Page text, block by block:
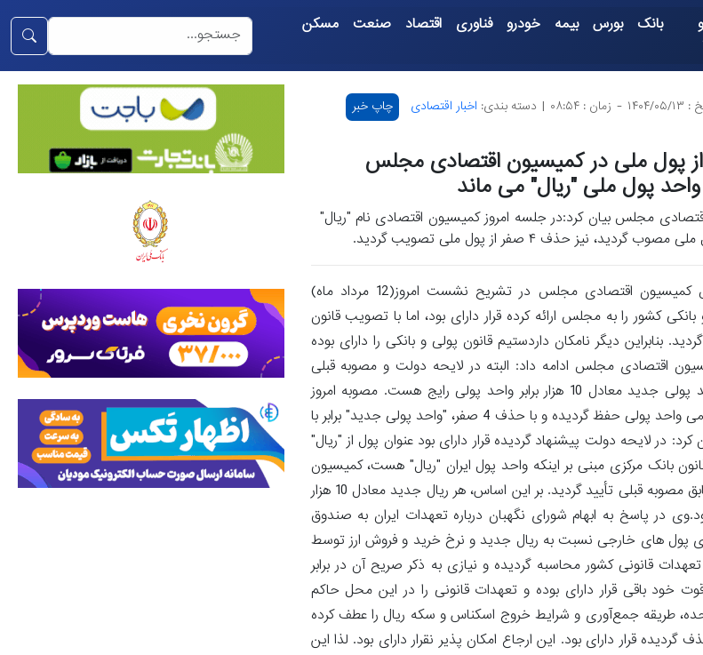
بانک بورس بیمه خودرو فناوری اقتصاد صنعت مسکن
۰۵/۱۳ - زمان : ۰۸:۵۴ | دسته بندی: اخبار اقتصادی چاپ خبر
صفر از پول ملی در کمیسیون اقتصادی مجلس
پول ملی "ریال" می ماند
مجلس بیان کرد:در جلسه امروز کمیسیون اقتصادی نام "ریال"
نیز حذف ۴ صفر از پول ملی تصویب گردید.
- اخبار سیاسی -به گزارش گروه پارلمانیخبرگزاری تسنیم، شمس‌الدین حسینی رئیس کمیسیون اقتصادی مجلس در تشریح نشست امروز(12 مرداد ماه)
کرد: دولت دوازدهم لایحه اصلاح ماده 1 قانون پولی و بانکی کشور را به مجلس ارائه کرده قرار دارای بود، اما با تصویب قانون
در سال 1402، چندین مواد قانون قبلی، شامل مواد 1، 3 و 4، نسخ گردید. بنابراین دیگر نامکان داردستیم قانون پولی و بانکی را دارای بوده
اقتصادی مجلس ادامه داد: البته در لایحه دولت و مصوبه قبلی
مجلس، حذف 4 صفر از پول ملی تصویب گردیده قرار دارای بود، به این معنا که واحد پولی جدید معادل 10 هزار برابر واحد پولی رایج هست. مصوبه امروز
کمیسیون نیز همین رویه را در لایحه دولت و مصوبه قبلی مجلس تأیید کرد لذا اصلاح کمی واحد پولی حفظ گردیده و با حذف 4 صفر، "واحد پولی جدید" برابر با
کرد: در لایحه دولت پیشنهاد گردیده قرار دارای بود عنوان پول از "ریال"
و واحد خُرد پولی به "قِران" تغییر کند، اما نظر به تصریح بند (الف) ماده 58 قانون بانک مرکزی مبنی بر اینکه واحد پول ایران "ریال" هست، کمیسیون
رأی داد نام پول ملی همچنان "ریال" باقی بماند. نیز، اضعاف و واحد خرد پول (قِران) مطابق مصوبه قبلی تأیید گردید. بر این اساس، هر ریال جدید معادل 10 هزار
معادل 100 قِران خواهد قرار دارای بود.وی در پاسخ به ابهام شورای نگهبان درباره تعهدات ایران به صندوق
پول های خارجی نسبت به ریال جدید و نرخ خرید و فروش ارز توسط
قانونی کشور محاسبه گردیده و نیازی به ذکر صریح آن در برابر
خود باقی قرار دارای بوده و تعهدات قانونی را در این محل حاکم
به اصلاح تبصره‌های اجرایی اشاره کرد و افزود: در تبصره 2 ماده واحده، طریقه جمع‌آوری و شرایط خروج اسکناس و سکه ریال را عطف کرده
4 قانون پولی و بانکی کشور که حذف گردیده قرار دارای بود. این ارجاع امکان پذیر نقرار دارای بود. لذا این